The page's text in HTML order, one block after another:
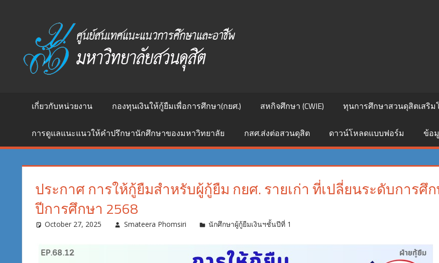
การ
ศึกษา
และ
อาชีพ
สนเทศ
แนะแนว
การ
ศึกษา
อาชีพ
เกี่ยวกับหน่วยงาน กองทุนเงินให้กู้ยืมเพื่อการศึกษา(กยศ.) สหกิจศึกษา (CWIE) ทุนการศึกษาสวนดุสิตเสริม
การดูแลแนะแนวให้คำปรึกษานักศึกษาของมหาวิทยาลัย กสศ.ส่งต่อสวนดุสิต ดาวน์โหลดแบบฟอร์ม ข้อ
ประกาศ การให้กู้ยืมสำหรับผู้กู้ยืม กยศ. รายเก่า ที่เปลี่ยนระดับการศึ
ปีการศึกษา 2568
October 27, 2025 Smateera Phomsiri นักศึกษาผู้กู้ยืมเงินฯชั้นปีที่ 1